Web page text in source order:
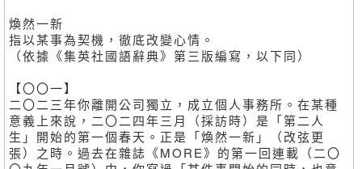
煥然一新
指以某事為契機，徹底改變心情。
（依據《集英社國語辭典》第三版編寫，以下同）
【〇〇一】
二〇二三年你離開公司獨立，成立個人事務所。在某種
意義上來說，二〇二四年三月（採訪時）是「第二人
生」開始的第一個春天。正是「煥然一新」（改弦更
張）之時。過去在雜誌《MORE》的第一回連載（二〇